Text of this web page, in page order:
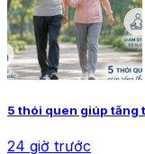
5 thói quen giúp tăng
24 giờ trước